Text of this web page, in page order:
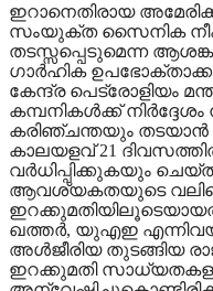
ഇറാനെതിരായ
സംയുക്ത സൈനിക
തടസ്സപ്പെടുമെന്ന
ഗാര്‍ഹിക
കേന്ദ്ര പെട്രോളിയം
കമ്പനികള്‍ക്ക് നിര്‍ദ്ദേശം
കരിഞ്ചന്തയും തടയാന്‍
കാലയളവ് 21
വര്‍ധിപ്പിക്കുകയും
ആവശ്യകതയുടെ
ഖത്തര്‍, യുഎഇ
അള്‍ജീരിയ തുടങ്ങിയ
ഇറക്കുമതി